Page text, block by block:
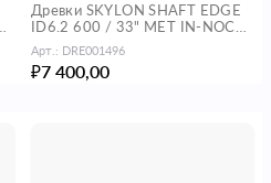
Древки SKYLON SHAFT EDGE
ID6.2 600 / 33" MET IN-NOCK
EN INSERT комплект 12 штук
Арт.: DRE001496
₽7 400,00